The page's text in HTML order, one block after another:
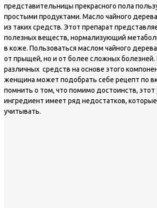
представительницы прекрасного пола
простыми продуктами. Масло чайного
из таких средств. Этот препарат
полезных веществ, нормализующий
в коже. Пользоваться маслом чайного
от прыщей, но и от более сложных
различных средств на основе этого
женщина может подобрать себе рецепт по
помнить о том, что помимо достоинств, этот
ингредиент имеет ряд недостатков,
учитывать.